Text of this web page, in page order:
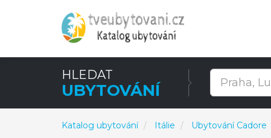
HLEDAT
UBYTOVÁNÍ
Katalog ubytování Itálie Ubytování Cadore